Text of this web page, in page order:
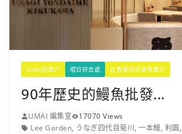
UMAI店推介 嚐日好去處 在香港日式美食推介
90年歷史的鰻魚批發...
UMAI 編集室
17070 Views
Lee Garden, うなぎ四代目菊川, 一本鰻, 利園,